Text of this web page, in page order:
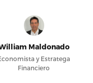
Maldonado
y Estratega
Financiero